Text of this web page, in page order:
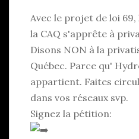
Avec le projet de loi
la CAQ s'apprête à
Disons NON à la
Québec. Parce qu'
appartient. Faites
dans vos réseaux svp.
Signez la pétition: